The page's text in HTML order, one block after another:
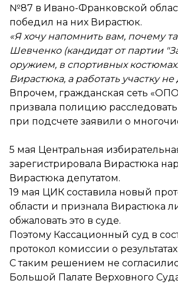
№87 в Ивано-Франковской
победил на них Вирастюк.
«Я хочу напомнить вам, почему
Шевченко (кандидат от партии
оружием, в спортивных
Вирастюка, а работать участку
Впрочем, гражданская сеть
призвала полицию
при подсчете заявили о
5 мая Центральная
зарегистрировала Вирастюка
Вирастюка депутатом.
19 мая ЦИК составила новый
области и признала Вирастюка
обжаловать это в суде.
Поэтому Кассационный суд в
протокол комиссии о
С таким решением не
Большой Палате Верховного